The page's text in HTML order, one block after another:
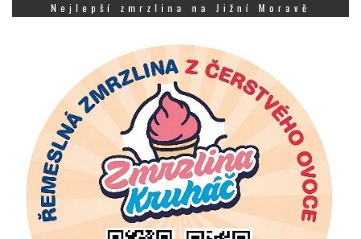
Nejlepší zmrzlina na Jižní Moravě